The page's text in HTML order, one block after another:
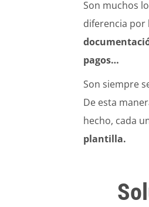
Son muchos
diferencia por
pagos…
Son siempre
De esta
hecho, cada
plantilla.